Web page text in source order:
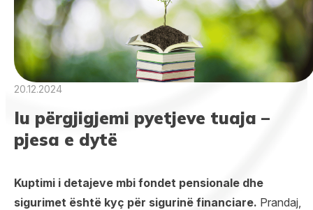
20.12.2024
Iu përgjigjemi pyetjeve tuaja –
pjesa e dytë
Kuptimi i detajeve mbi fondet pensionale dhe
sigurimet është kyç për sigurinë financiare. Prandaj,